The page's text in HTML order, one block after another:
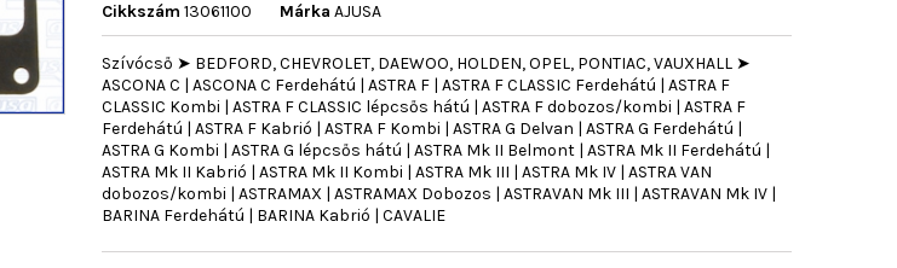
Cikkszám 13061100 Márka AJUSA
Szívócső ➤ BEDFORD, CHEVROLET, DAEWOO, HOLDEN, OPEL, PONTIAC, VAUXHALL ➤
ASCONA C | ASCONA C Ferdehátú | ASTRA F | ASTRA F CLASSIC Ferdehátú | ASTRA F
CLASSIC Kombi | ASTRA F CLASSIC lépcsős hátú | ASTRA F dobozos/kombi | ASTRA F
Ferdehátú | ASTRA F Kabrió | ASTRA F Kombi | ASTRA G Delvan | ASTRA G Ferdehátú |
ASTRA G Kombi | ASTRA G lépcsős hátú | ASTRA Mk II Belmont | ASTRA Mk II Ferdehátú |
ASTRA Mk II Kabrió | ASTRA Mk II Kombi | ASTRA Mk III | ASTRA Mk IV | ASTRA VAN
dobozos/kombi | ASTRAMAX | ASTRAMAX Dobozos | ASTRAVAN Mk III | ASTRAVAN Mk IV |
BARINA Ferdehátú | BARINA Kabrió | CAVALIE